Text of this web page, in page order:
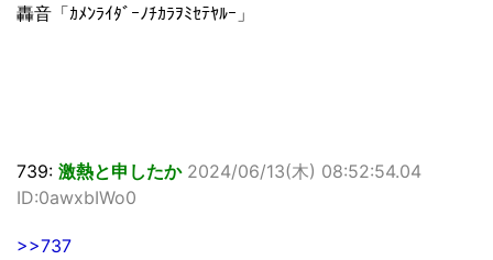
轟音「ｶﾒﾝﾗｲﾀﾞｰﾉﾁｶﾗｦﾐｾﾃﾔﾙｰ」
739: 激熱と申したか 2024/06/13(木) 08:52:54.04
ID:0awxbIWo0
>>737